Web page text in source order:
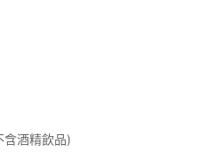
含酒精飲品)